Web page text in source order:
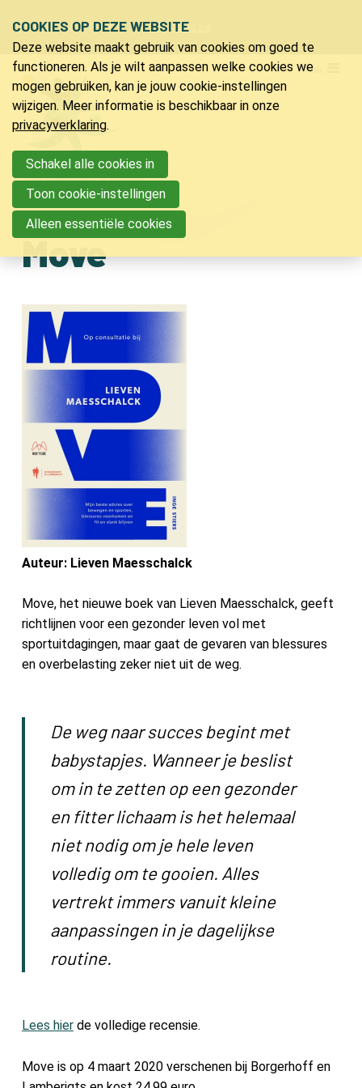
links
over
Spring
naar
de
Spring
naar
de
inhoud
Ons telefoon:
+32 9 218 91 20 Ons e-mailadres:
info@bvlo.be
Menu
Move
Auteur: Lieven Maesschalck
Move, het nieuwe boek van Lieven Maesschalck, geeft
richtlijnen voor een gezonder leven vol met
sportuitdagingen, maar gaat de gevaren van blessures
en overbelasting zeker niet uit de weg.
De weg naar succes begint met
babystapjes. Wanneer je beslist
om in te zetten op een gezonder
en fitter lichaam is het helemaal
niet nodig om je hele leven
volledig om te gooien. Alles
vertrekt immers vanuit kleine
aanpassingen in je dagelijkse
routine.
Lees hierde volledige recensie.
Move is op 4 maart 2020 verschenen bij Borgerhoff en
LO & Sport
Bijscholingen
Apps voor de les LO
Literatuur
Vallen en opstaan
Nuttige links
PVLO
Contact
Account
COOKIES OP DEZE WEBSITE
Deze website maakt gebruik van cookies om goed te
functioneren. Als je wilt aanpassen welke cookies we
mogen gebruiken, kan je jouw cookie-instellingen
wijzigen. Meer informatie is beschikbaar in onze
privacyverklaring.
Schakel alle cookies in
Toon cookie-instellingen
Alleen essentiële cookies